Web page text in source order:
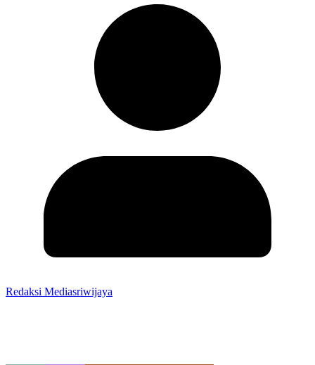
Redaksi Mediasriwijaya